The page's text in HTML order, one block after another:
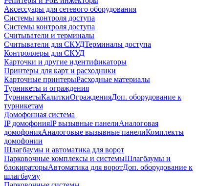
Аксессуары для сетевого оборудования
Системы контроля доступа
Системы контроля доступа
Считыватели и терминалы
Считыватели для СКУДТерминалы доступа
Контроллеры для СКУД
Карточки и другие идентификаторы
Принтеры для карт и расходники
Карточные принтерыРасходные материалы
Турникеты и ограждения
ТурникетыКалиткиОгражденияДоп. оборудование к
турникетам
Домофонная система
IP домофонияIP вызывные панелиАналоговая
домофонияАналоговые вызывные панелиКомплекты
домофонии
Шлагбаумы и автоматика для ворот
Парковочные комплексы и системыШлагбаумы и
блокираторыАвтоматика для воротДоп. оборудование к
шлагбауму